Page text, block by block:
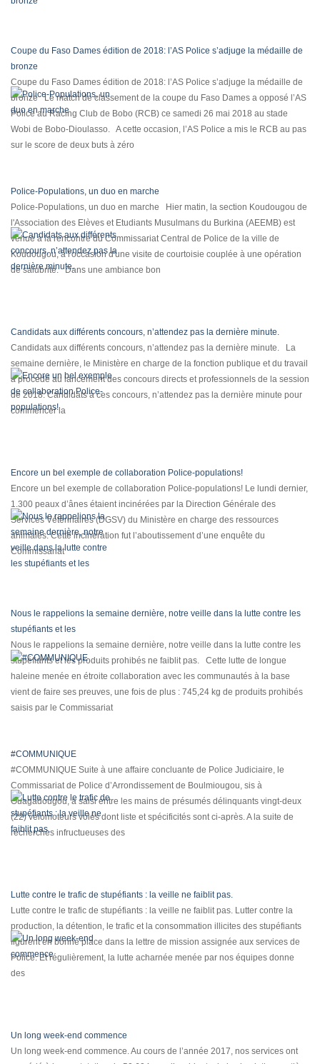
Coupe du Faso Dames édition de 2018: l’AS Police s’adjuge la médaille de
bronze
Coupe du Faso Dames édition de 2018: l’AS Police s’adjuge la médaille de
bronze Le match de classement de la coupe du Faso Dames a opposé l’AS
Police au Racing Club de Bobo (RCB) ce samedi 26 mai 2018 au stade
Wobi de Bobo-Dioulasso. A cette occasion, l’AS Police a mis le RCB au pas
sur le score de deux buts à zéro
Police-Populations, un duo en marche
Police-Populations, un duo en marche Hier matin, la section Koudougou de
l'Association des Elèves et Etudiants Musulmans du Burkina (AEEMB) est
venue à la rencontre du Commissariat Central de Police de la ville de
Koudougou, à l'occasion d'une visite de courtoisie couplée à une opération
de salubrité. Dans une ambiance bon
Candidats aux différents concours, n’attendez pas la dernière minute.
Candidats aux différents concours, n’attendez pas la dernière minute. La
semaine dernière, le Ministère en charge de la fonction publique et du travail
a procédé au lancement des concours directs et professionnels de la session
de 2018. Candidats à ces concours, n’attendez pas la dernière minute pour
commencer la
Encore un bel exemple de collaboration Police-populations!
Encore un bel exemple de collaboration Police-populations! Le lundi dernier,
1.300 peaux d’ânes étaient incinérées par la Direction Générale des
Services Vétérinaires (DGSV) du Ministère en charge des ressources
animales. Cette incinération fut l’aboutissement d’une enquête du
Commissariat
Nous le rappelions la semaine dernière, notre veille dans la lutte contre les
stupéfiants et les
Nous le rappelions la semaine dernière, notre veille dans la lutte contre les
stupéfiants et les produits prohibés ne faiblit pas. Cette lutte de longue
haleine menée en étroite collaboration avec les communautés à la base
vient de faire ses preuves, une fois de plus : 745,24 kg de produits prohibés
saisis par le Commissariat
#COMMUNIQUE
#COMMUNIQUE Suite à une affaire concluante de Police Judiciaire, le
Commissariat de Police d’Arrondissement de Boulmiougou, sis à
Ouagadougou, a saisi entre les mains de présumés délinquants vingt-deux
(22) vélomoteurs volés dont liste et spécificités sont ci-après. A la suite de
recherches infructueuses des
Lutte contre le trafic de stupéfiants : la veille ne faiblit pas.
Lutte contre le trafic de stupéfiants : la veille ne faiblit pas. Lutter contre la
production, la détention, le trafic et la consommation illicites des stupéfiants
figurent en bonne place dans la lettre de mission assignée aux services de
Police. Et régulièrement, la lutte acharnée menée par nos équipes donne
des
Un long week-end commence
Un long week-end commence. Au cours de l’année 2017, nos services ont